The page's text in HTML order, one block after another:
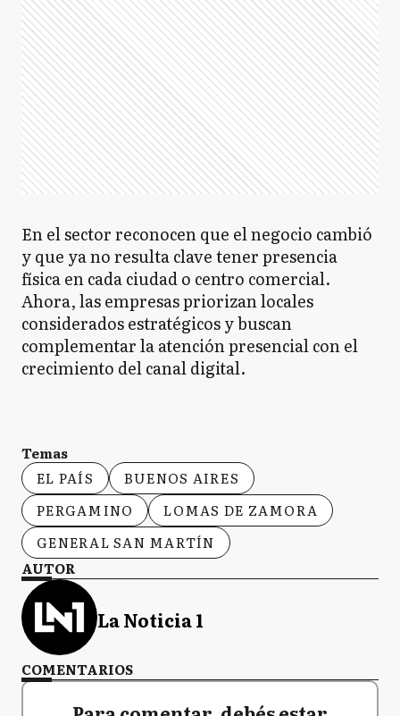
En el sector reconocen que el negocio cambió
y que ya no resulta clave tener presencia
física en cada ciudad o centro comercial.
Ahora, las empresas priorizan locales
considerados estratégicos y buscan
complementar la atención presencial con el
crecimiento del canal digital.
Temas
EL PAÍS
BUENOS AIRES
PERGAMINO
LOMAS DE ZAMORA
GENERAL SAN MARTÍN
AUTOR
La Noticia 1
COMENTARIOS